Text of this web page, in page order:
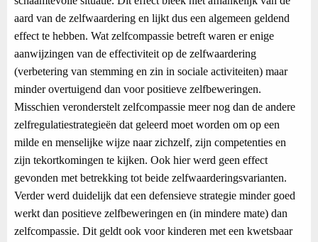
aard van de zelfwaardering en lijkt dus een algemeen geldend
effect te hebben. Wat zelfcompassie betreft waren er enige
aanwijzingen van de effectiviteit op de zelfwaardering
(verbetering van stemming en zin in sociale activiteiten) maar
minder overtuigend dan voor positieve zelfbeweringen.
Misschien veronderstelt zelfcompassie meer nog dan de andere
zelfregulatiestrategieën dat geleerd moet worden om op een
milde en menselijke wijze naar zichzelf, zijn competenties en
zijn tekortkomingen te kijken. Ook hier werd geen effect
gevonden met betrekking tot beide zelfwaarderingsvarianten.
Verder werd duidelijk dat een defensieve strategie minder goed
werkt dan positieve zelfbeweringen en (in mindere mate) dan
zelfcompassie. Dit geldt ook voor kinderen met een kwetsbaar